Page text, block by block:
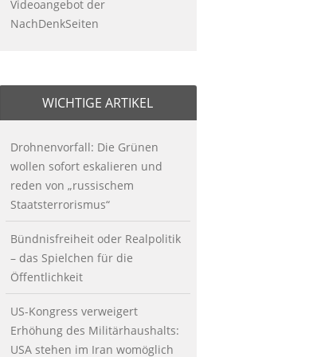
Videoangebot der
NachDenkSeiten
WICHTIGE ARTIKEL
Drohnenvorfall: Die Grünen
wollen sofort eskalieren und
reden von „russischem
Staatsterrorismus“
Bündnisfreiheit oder Realpolitik
– das Spielchen für die
Öffentlichkeit
US-Kongress verweigert
Erhöhung des Militärhaushalts:
USA stehen im Iran womöglich